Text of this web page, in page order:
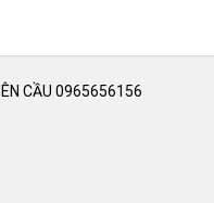
CẦU 0965656156